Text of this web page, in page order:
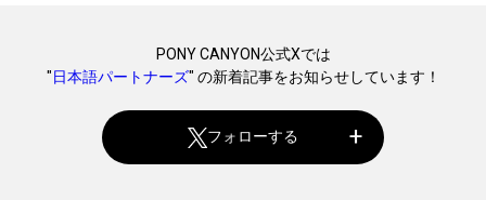
PONY CANYON公式Xでは
"日本語パートナーズ" の新着記事をお知らせしています！
フォローする